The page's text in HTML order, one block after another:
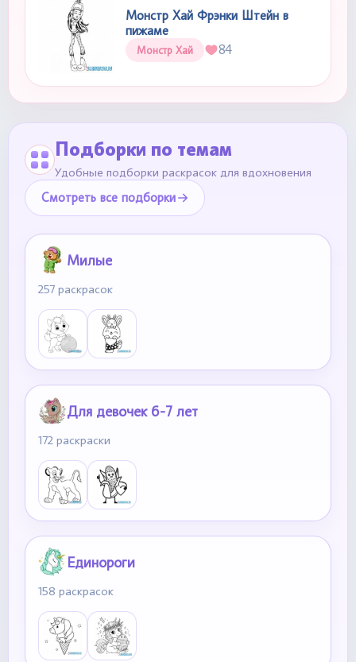
Монстр Хай Фрэнки Штейн в
пижаме
Монстр Хай 84
Подборки по темам
Удобные подборки раскрасок для вдохновения
Смотреть все подборки
Милые
257 раскрасок
Для девочек 6-7 лет
172 раскраски
Единороги
158 раскрасок